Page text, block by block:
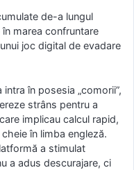
de-a lungul
marea confruntare
joc digital de evadare
în posesia „comorii”,
strâns pentru a
implicau calcul rapid,
în limba engleză.
a stimulat
a adus descurajare, ci